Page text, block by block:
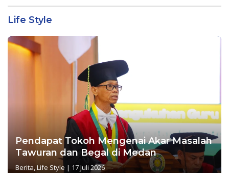
Life Style
Pendapat Tokoh Mengenai Akar Masalah
Tawuran dan Begal di Medan
Berita,Life Style | 17 Juli 2026